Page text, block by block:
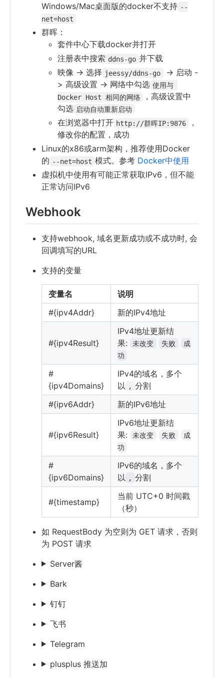
Windows/Mac桌面版的docker不支持 --
net=host
群晖：
套件中心下载docker并打开
注册表中搜索 ddns-go 并下载
映像 -> 选择 jeessy/ddns-go
-> 启动 -
> 高级设置 -> 网络中勾选 使用与
Docker Host 相同的网络
，高级设置中
勾选 启动自动重新启动
在浏览器中打开 http://群晖IP:9876
，
修改你的配置，成功
Linux的x86或arm架构，推荐使用Docker
的 --net=host 模式。参考 Docker中使用
虚拟机中使用有可能正常获取IPv6，但不能
正常访问IPv6
Webhook
支持webhook, 域名更新成功或不成功时, 会
回调填写的URL
支持的变量
变量名
说明
#{ipv4Addr}
新的IPv4地址
#{ipv4Result}
IPv4地址更新结
果:
未改变 失败
成
功
#
{ipv4Domains}
IPv4的域名，多个
以
, 分割
#{ipv6Addr}
新的IPv6地址
#{ipv6Result}
IPv6地址更新结
果:
未改变 失败
成
功
#
{ipv6Domains}
IPv6的域名，多个
以
, 分割
#{timestamp}
当前 UTC+0 时间戳
（秒）
如 RequestBody 为空则为 GET 请求，否则
为 POST 请求
Server酱
Bark
钉钉
飞书
Telegram
plusplus 推送加